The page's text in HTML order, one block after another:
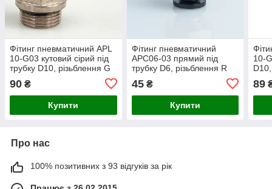
Фітинг пневматичний APL
10-G03 кутовий сірий під
трубку D10, різьблення G
90 ₴
Купити
Фітинг пневматичний
APC06-03 прямий під
трубку D6, різьблення R
45₴
Купити
10-
89
Про нас
100% позитивних з 93 відгуків за рік